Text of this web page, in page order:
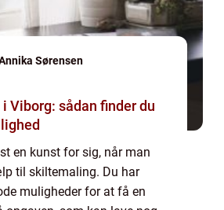
Sørensen
Viborg: sådan finder du
en kunst for sig, når man
til skiltemaling. Du har
muligheder for at få en